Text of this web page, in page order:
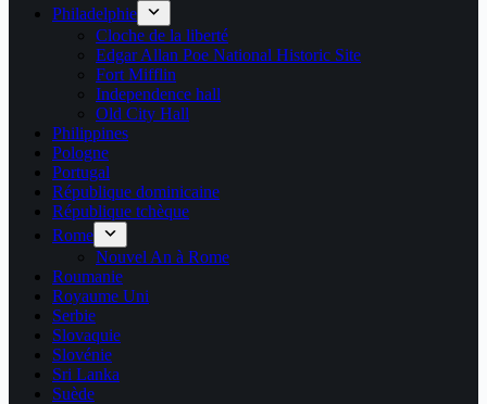
Philadelphie
Cloche de la liberté
Edgar Allan Poe National Historic Site
Fort Mifflin
Independence hall
Old City Hall
Philippines
Pologne
Portugal
République dominicaine
République tchèque
Rome
Nouvel An à Rome
Roumanie
Royaume Uni
Serbie
Slovaquie
Slovénie
Sri Lanka
Suède